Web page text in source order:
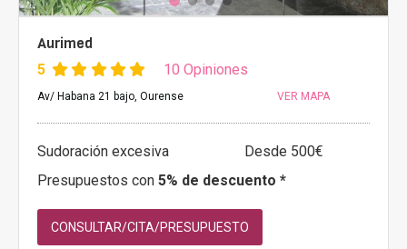
Aurimed
5 10 Opiniones
Av/ Habana 21 bajo, Ourense VER MAPA
Sudoración excesiva
Desde 500€
Presupuestos con 5% de descuento *
CONSULTAR/CITA/PRESUPUESTO